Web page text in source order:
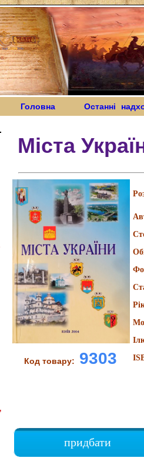
Головна Останні
Міста
Код товару: 9303
придбати